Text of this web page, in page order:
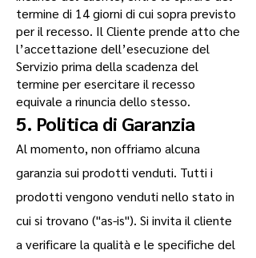
termine di 14 giorni di cui sopra previsto
per il recesso. Il Cliente prende atto che
l’accettazione dell’esecuzione del
Servizio prima della scadenza del
termine per esercitare il recesso
equivale a rinuncia dello stesso.
5. Politica di Garanzia
Al momento, non offriamo alcuna
garanzia sui prodotti venduti. Tutti i
prodotti vengono venduti nello stato in
cui si trovano ("as-is"). Si invita il cliente
a verificare la qualità e le specifiche del